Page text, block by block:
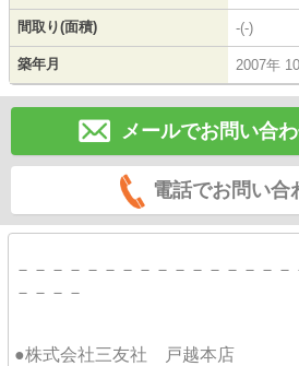
間取り(面積) -(-)
築年月 2007年
メールでお問い合
電話でお問い合
－－－－－－－－－－－－－－－
－－－－
●株式会社三友社 戸越本店